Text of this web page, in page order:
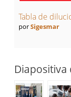
Tabla de
porSigesmar
Diapositiva